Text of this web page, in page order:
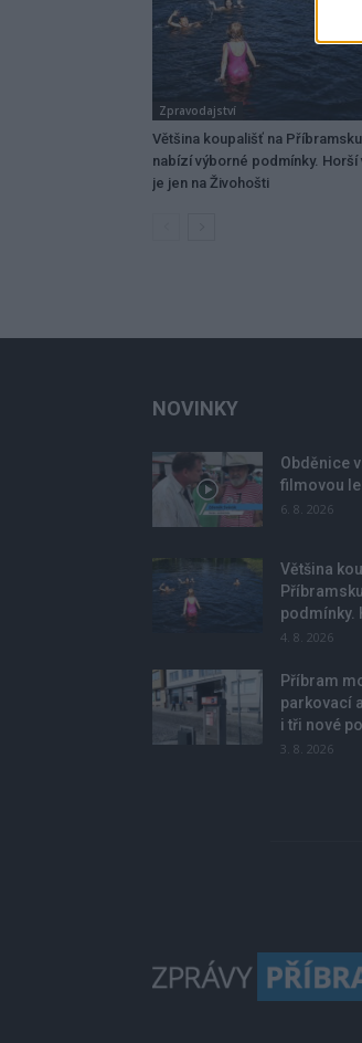
Zpravodajství
Většina koupališť na Příbramsku
nabízí výborné podmínky. Horší
je jen na Živohošti
NOVINKY
Obděnice
filmovou
6. 8. 2026
Většina
podmínky.
4. 8. 2026
Příbram
parkovací
i tři nové
3. 8. 2026